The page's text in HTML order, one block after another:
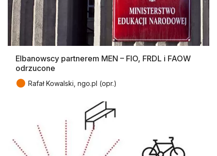
Elbanowscy partnerem MEN – FIO, FRDL i FAOW
odrzucone
● Rafał Kowalski, ngo.pl (opr.)